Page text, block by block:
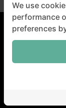
นโย
©
We use
performance
preferences